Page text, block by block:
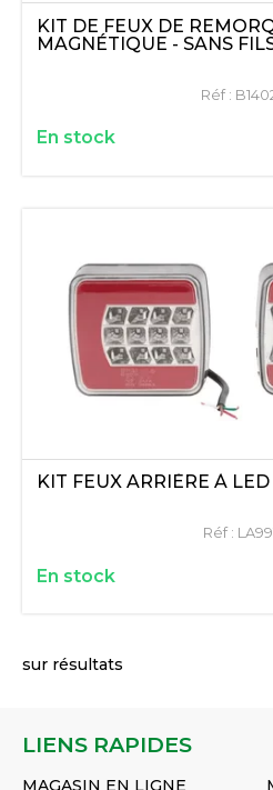
KIT DE FEUX DE
MAGNÉTIQUE - SANS
Réf :
En stock
KIT FEUX ARRIÈRE À
Réf :
En stock
sur résultats
LIENS RAPIDES
MAGASIN EN LIGNE